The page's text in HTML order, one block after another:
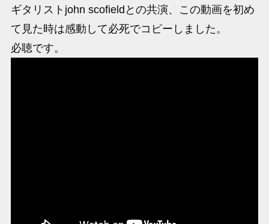
ギタリストjohn scofieldとの共演、この動画を初め
て見た時は感動して必死でコピーしました。
必聴です。